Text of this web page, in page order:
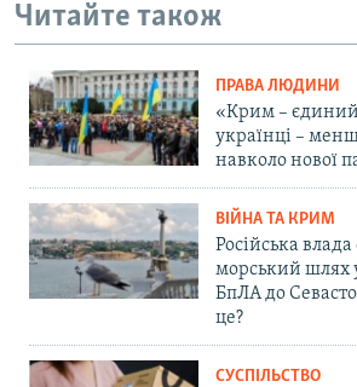
Читайте також
ПРАВА ЛЮДИНИ
«Крим – єдиний
українці –
навколо нової
ВІЙНА ТА КРИМ
Російська
морський шлях
БпЛА до
це?
СУСПІЛЬСТВО